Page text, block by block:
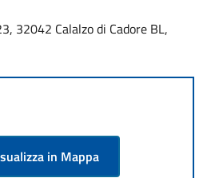
32042 Calalzo di Cadore BL,
in Mappa